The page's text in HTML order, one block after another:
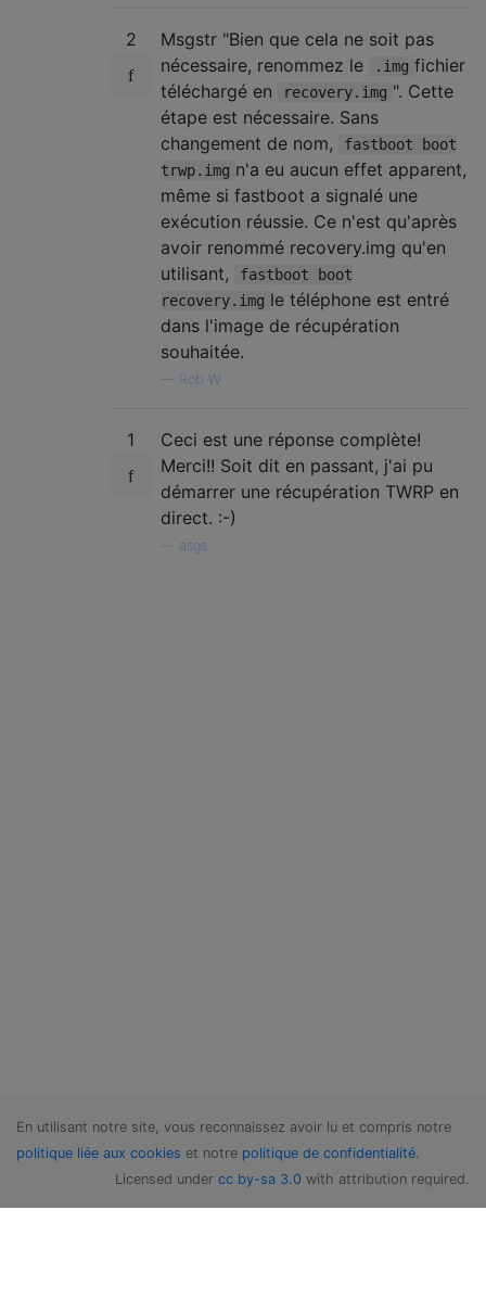
2
Msgstr "Bien que cela ne soit pas
nécessaire, renommez le
.img fichier
téléchargé en
recovery.img ". Cette
étape est nécessaire. Sans
changement de nom,
fastboot boot
trwp.img n'a eu aucun effet apparent,
même si fastboot a signalé une
exécution réussie. Ce n'est qu'après
avoir renommé recovery.img qu'en
utilisant,
fastboot boot
recovery.img le téléphone est entré
dans l'image de récupération
souhaitée.
Rob W
1
Ceci est une réponse complète!
Merci!! Soit dit en passant, j'ai pu
démarrer une récupération TWRP en
direct. :-)
asgs
En utilisant notre site, vous reconnaissez avoir lu et compris notre
politique liée aux cookies et notre politique de confidentialité.
Licensed under cc by-sa 3.0 with attribution required.